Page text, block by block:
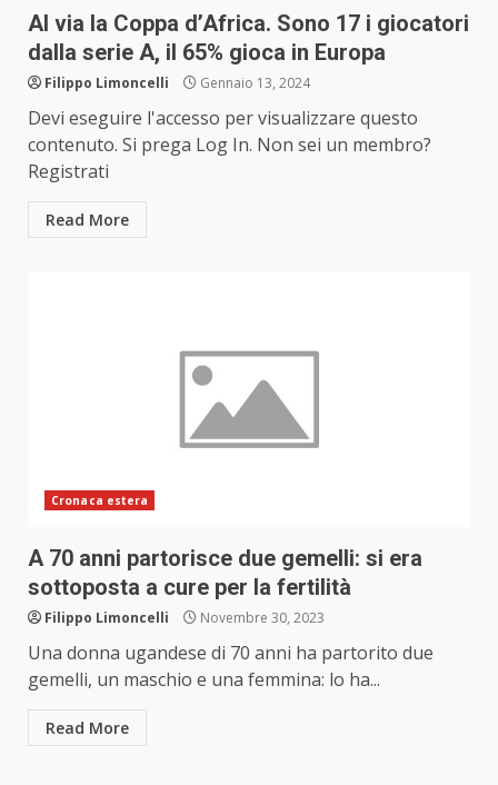
Al via la Coppa d’Africa. Sono 17 i giocatori
dalla serie A, il 65% gioca in Europa
Filippo Limoncelli Gennaio 13, 2024
Devi eseguire l'accesso per visualizzare questo
contenuto. Si prega Log In. Non sei un membro?
Registrati
Read More
Cronaca estera
A 70 anni partorisce due gemelli: si era
sottoposta a cure per la fertilità
Filippo Limoncelli Novembre 30, 2023
Una donna ugandese di 70 anni ha partorito due
gemelli, un maschio e una femmina: lo ha...
Read More